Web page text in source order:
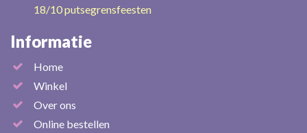
18/10 putsegrensfeesten
Informatie
Home
Winkel
Over ons
Online bestellen